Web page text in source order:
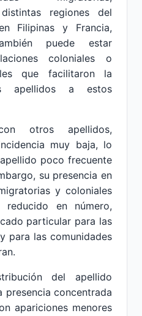
regiones del
Filipinas y Francia,
puede estar
coloniales o
que facilitaron la
apellidos a estos
otros apellidos,
muy baja, lo
poco frecuente
su presencia en
y coloniales
reducido en número,
particular para las
para las comunidades
del apellido
presencia concentrada
apariciones menores